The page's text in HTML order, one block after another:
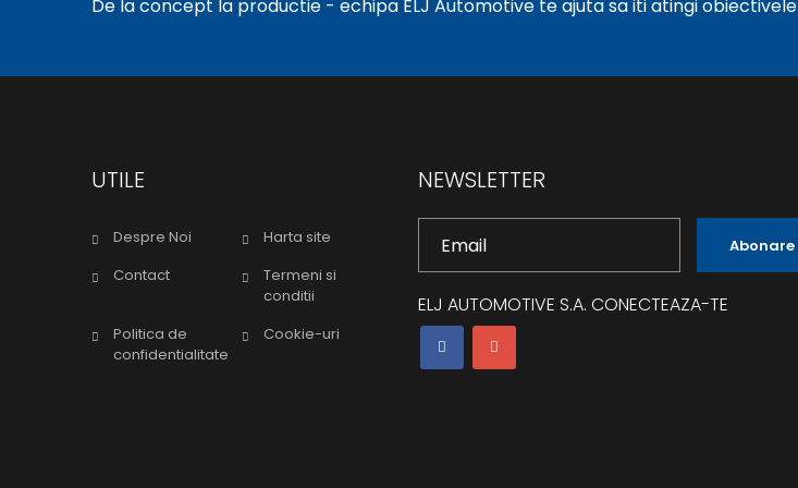
De la concept la productie - echipa ELJ Automotive te ajuta sa iti atingi obiectivele
UTILE
Despre Noi
Harta site
Contact
Termeni si
conditii
Politica de
confidentialitate
Cookie-uri
NEWSLETTER
Abonare
ELJ AUTOMOTIVE S.A. CONECTEAZA-TE